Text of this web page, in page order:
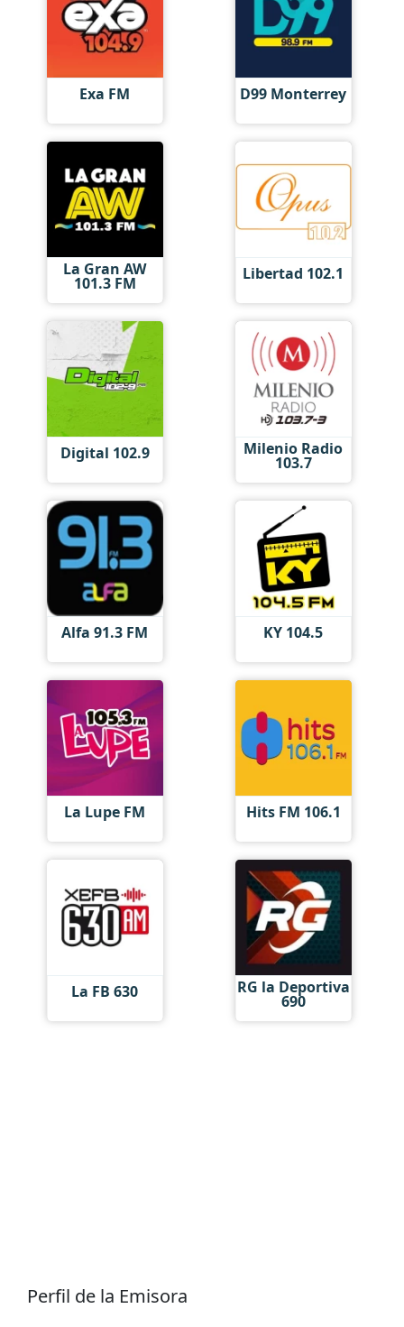
Exa FM D99 Monterrey
La Gran AW
101.3 FM Libertad 102.1
Digital 102.9 Milenio Radio
103.7
Alfa 91.3 FM KY 104.5
La Lupe FM Hits FM 106.1
La FB 630 RG la Deportiva
690
Perfil de la Emisora